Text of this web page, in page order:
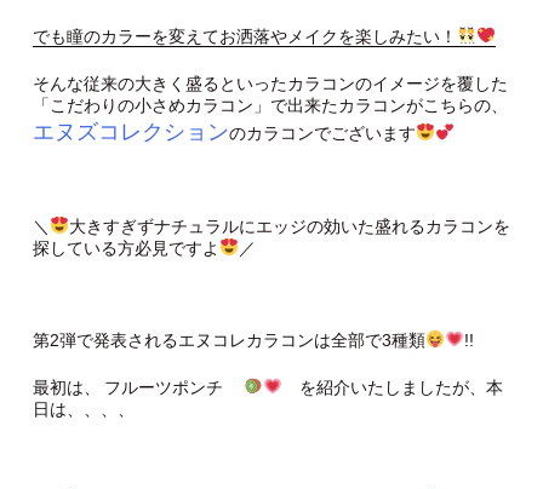
でも瞳のカラーを変えてお洒落やメイクを楽しみたい！
そんな従来の大きく盛るといったカラコンのイメージを覆した
「こだわりの小さめカラコン」で出来たカラコンがこちらの、
エヌズコレクションのカラコンでございます
＼
大きすぎずナチュラルにエッジの効いた盛れるカラコンを
探している方必見ですよ
／
第2弾で発表されるエヌコレカラコンは全部で3種類 !!
最初は、 フルーツポンチ
を紹介いたしましたが、本
日は、、、、